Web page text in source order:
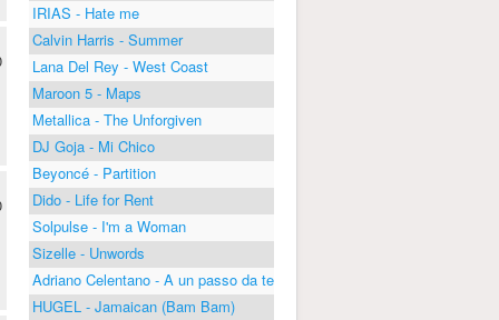
IRIAS - Hate me
Calvin Harris - Summer
Lana Del Rey - West Coast
Maroon 5 - Maps
Metallica - The Unforgiven
DJ Goja - Mi Chico
Beyoncé - Partition
Dido - Life for Rent
Solpulse - I'm a Woman
Sizelle - Unwords
Adriano Celentano - A un passo da te
HUGEL - Jamaican (Bam Bam)